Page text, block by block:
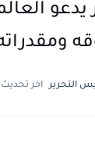
يدعو
التحرير اخر تحديث